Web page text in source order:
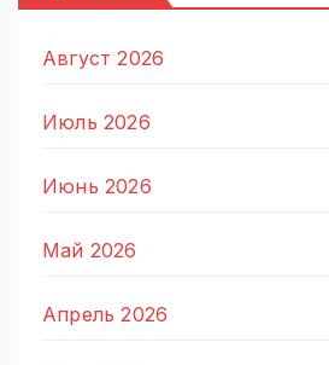
Август 2026
Июль 2026
Июнь 2026
Май 2026
Апрель 2026